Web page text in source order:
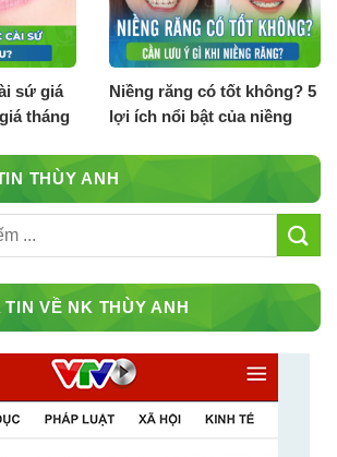
sứ giá
tháng
Niềng răng có tốt không? 5
lợi ích nổi bật của niềng
THÙY ANH
VỀ NK THÙY ANH